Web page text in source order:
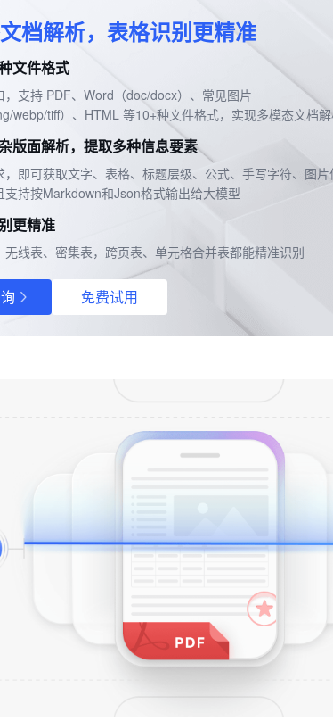
档解析，表格识别更精准
文件格式
，支持 PDF、Word（doc/docx）、常见图片
webp/tiff）、HTML 等10+种文件格式，实现多模态文档
版面解析，提取多种信息要素
，即可获取文字、表格、标题层级、公式、手写字符、图片
支持按Markdown和Json格式输出给大模型
更精准
无线表、密集表，跨页表、单元格合并表都能精准识别
免费试用